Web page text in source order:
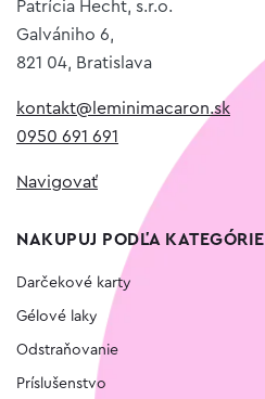
Patrícia Hecht, s.r.o.
Galvániho 6,
821 04, Bratislava
kontakt@leminimacaron.sk
0950 691 691
Navigovať
NAKUPUJ PODĽA KATEGÓRIE
Darčekové karty
Gélové laky
Odstraňovanie
Príslušenstvo